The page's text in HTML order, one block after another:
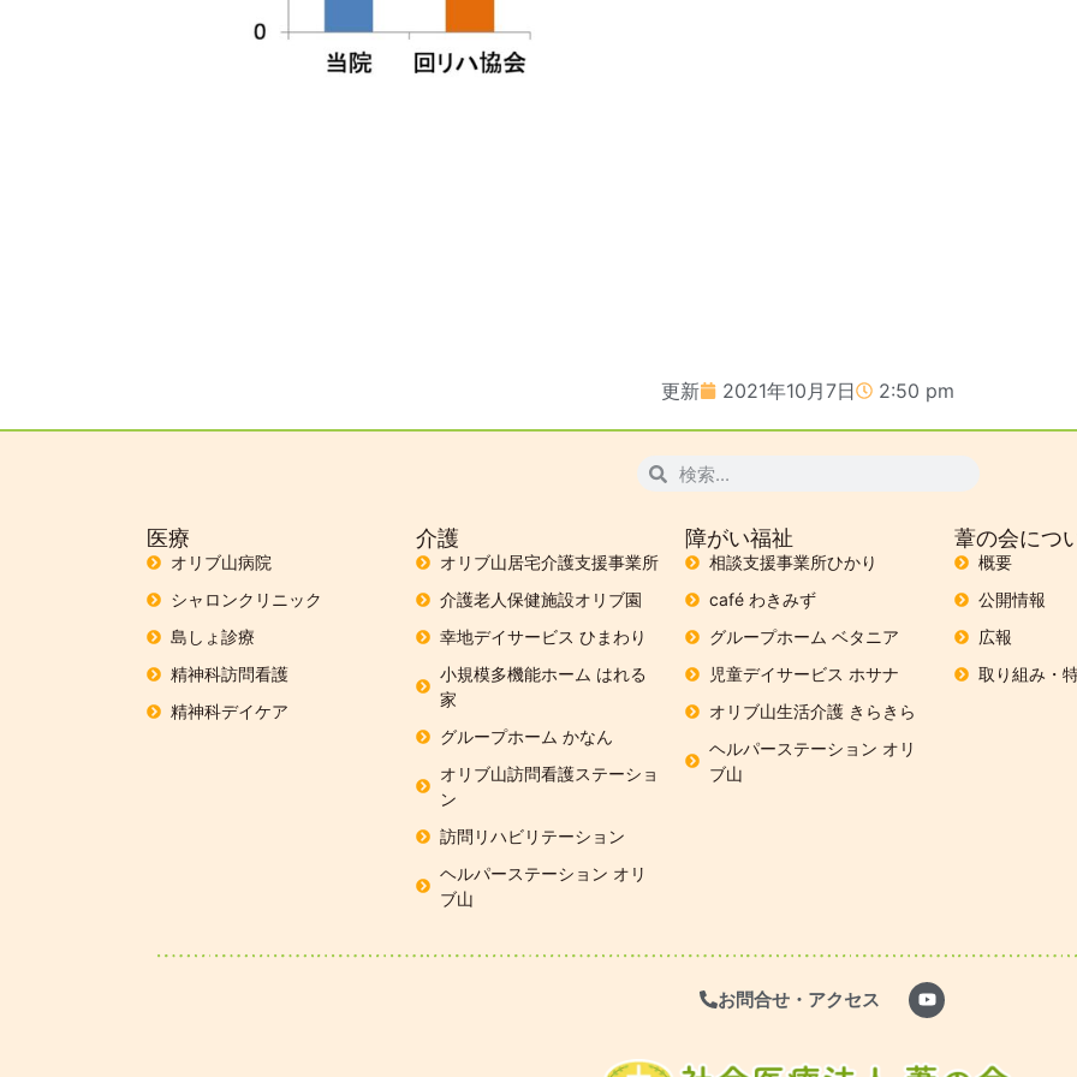
更新 2021年10月7日 2:50 pm
医療
オリブ山病院
シャロンクリニック
島しょ診療
精神科訪問看護
精神科デイケア
介護
オリブ山居宅介護支援事業所
介護老人保健施設オリブ園
幸地デイサービス ひまわり
小規模多機能ホーム はれる
家
グループホーム かなん
オリブ山訪問看護ステーショ
ン
訪問リハビリテーション
ヘルパーステーション オリ
ブ山
障がい福祉
相談支援事業所ひかり
café わきみず
グループホーム ベタニア
児童デイサービス ホサナ
オリブ山生活介護 きらきら
ヘルパーステーション オリ
ブ山
葦の会につ
概要
公開情報
広報
取り組み・
お問合せ・アクセス